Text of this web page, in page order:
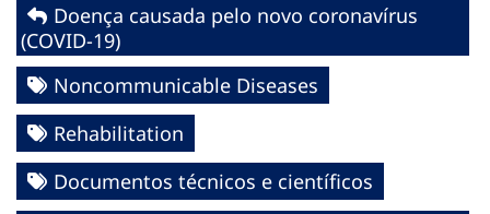
Doença causada pelo novo coronavírus
(COVID-19)
Noncommunicable Diseases
Rehabilitation
Documentos técnicos e científicos